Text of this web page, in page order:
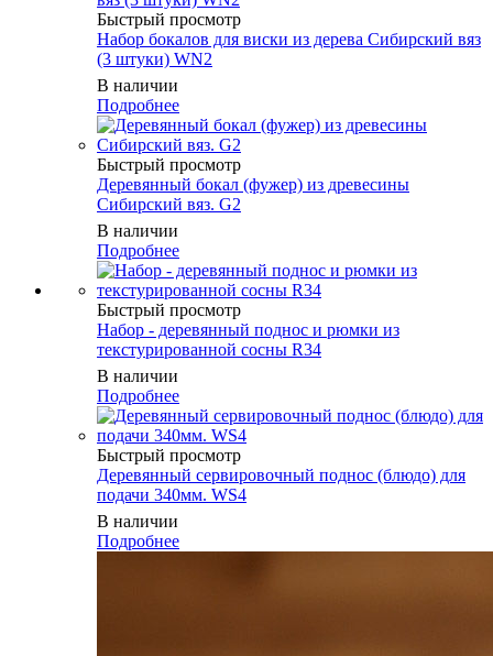
Быстрый просмотр
Набор бокалов для виски из дерева Сибирский вяз
(3 штуки) WN2
В наличии
Подробнее
Быстрый просмотр
Деревянный бокал (фужер) из древесины
Сибирский вяз. G2
В наличии
Подробнее
Быстрый просмотр
Набор - деревянный поднос и рюмки из
текстурированной сосны R34
В наличии
Подробнее
Быстрый просмотр
Деревянный сервировочный поднос (блюдо) для
подачи 340мм. WS4
В наличии
Подробнее